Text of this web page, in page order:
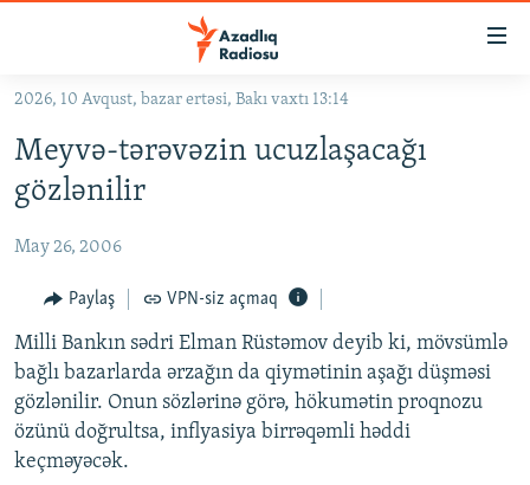
Əsas
qayıt
Əsas
naviqasiyaya
qayıt
#İZAHLA
KORRUPSIOMETR
#ƏSLINDƏ
FƏRQƏ BAX
QANUNI DOĞRU
ARAŞDIRMA
MULTIMEDIA
VIDEO
RADIO ARXIV
2026, 10 Avqust, bazar ertəsi, Bakı vaxtı 13:14
Meyvə-tərəvəzin ucuzlaşacağı
gözlənilir
May 26, 2006
Paylaş VPN-siz açmaq
Milli Bankın sədri Elman Rüstəmov deyib ki, mövsümlə
bağlı bazarlarda ərzağın da qiymətinin aşağı düşməsi
gözlənilir. Onun sözlərinə görə, hökumətin proqnozu
özünü doğrultsa, inflyasiya birrəqəmli həddi
keçməyəcək.